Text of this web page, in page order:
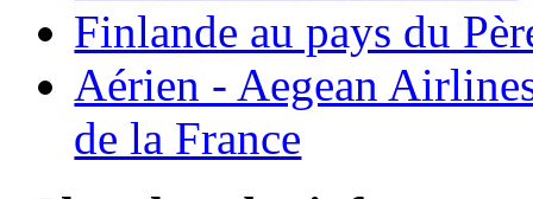
Finlande au pays du
Aérien - Aegean
de la France